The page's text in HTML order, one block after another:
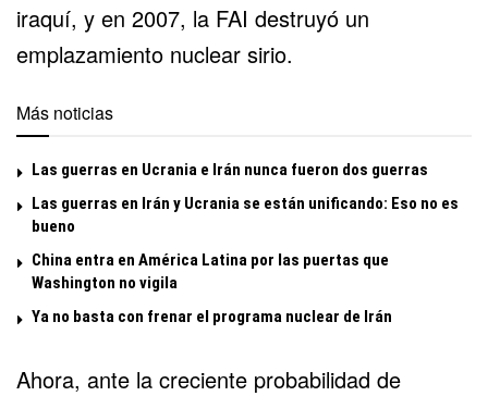
iraquí, y en 2007, la FAI destruyó un
emplazamiento nuclear sirio.
Más noticias
Las guerras en Ucrania e Irán nunca fueron dos guerras
Las guerras en Irán y Ucrania se están unificando: Eso no es
bueno
China entra en América Latina por las puertas que
Washington no vigila
Ya no basta con frenar el programa nuclear de Irán
Ahora, ante la creciente probabilidad de